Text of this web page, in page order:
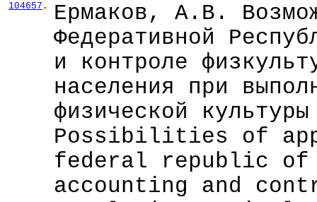
104657 .
Ермаков, А.В.
Федеративной
и контроле
населения при
физической
Possibilities of
federal republic of
accounting and